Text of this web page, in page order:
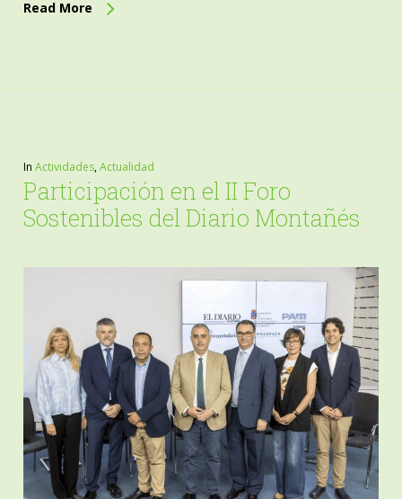
Read More
In Actividades,Actualidad
Participación en el II Foro
Sostenibles del Diario Montañés